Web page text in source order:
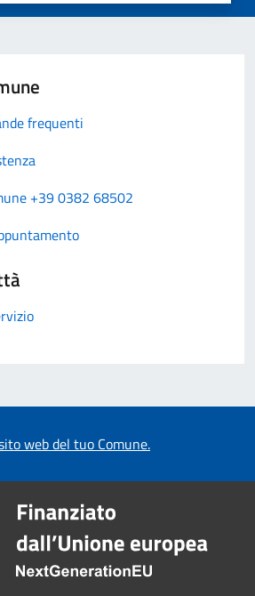
frequenti
+39 0382 68502
web del tuo Comune.